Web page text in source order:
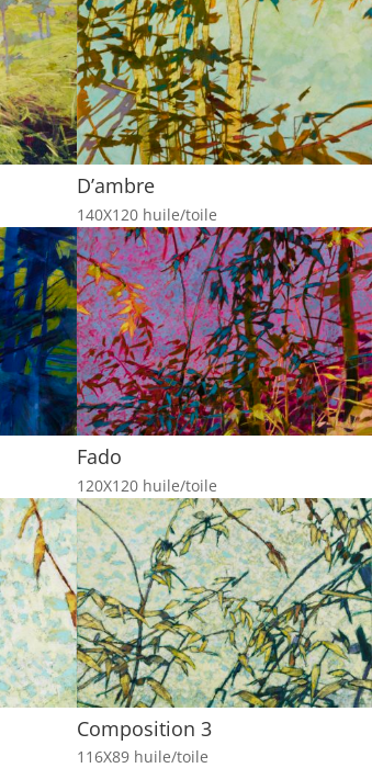
D’ambre
140X120 huile/toile
Fado
120X120 huile/toile
Composition 3
116X89 huile/toile